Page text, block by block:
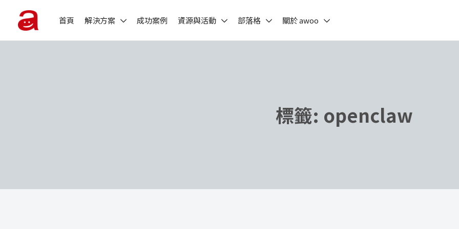
首頁 解決方案 成功案例 資源與活動 部落格 關於 awoo
標籤: openclaw